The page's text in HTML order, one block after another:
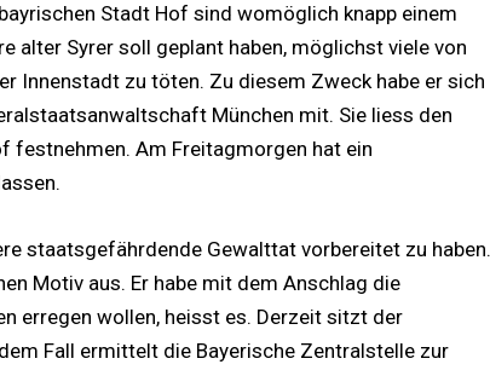
Stadt Hof sind womöglich knapp einem
alter Syrer soll geplant haben, möglichst viele von
Innenstadt zu töten. Zu diesem Zweck habe er sich
München mit. Sie liess den
festnehmen. Am Freitagmorgen hat ein
staatsgefährdende Gewalttat vorbereitet zu haben.
Motiv aus. Er habe mit dem Anschlag die
erregen wollen, heisst es. Derzeit sitzt der
Fall ermittelt die Bayerische Zentralstelle zur